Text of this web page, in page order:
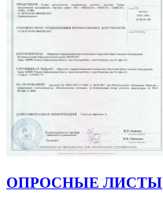
ОПРОСНЫЕ ЛИСТЫ